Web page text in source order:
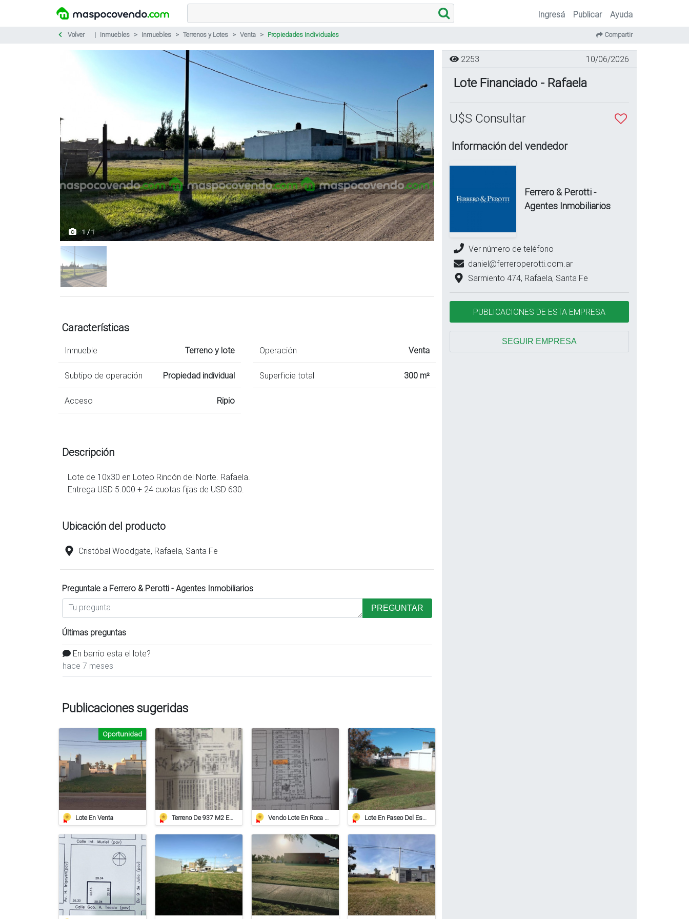
Ingresá Publicar Ayuda
Volver Inmuebles Inmuebles Terrenos y Lotes Venta Propiedades Individuales Compartir
1 / 1
Características
Inmueble Terreno y lote
Subtipo de operación Propiedad individual
Acceso Ripio
Operación Venta
Superficie total 300 m²
Descripción
Lote de 10x30 en Loteo Rincón del Norte. Rafaela.
Entrega USD 5.000 + 24 cuotas fijas de USD 630.
Ubicación del producto
Cristóbal Woodgate, Rafaela, Santa Fe
Preguntale a Ferrero & Perotti - Agentes Inmobiliarios
PREGUNTAR
Últimas preguntas
En barrio esta el lote?
hace 7 meses
Publicaciones sugeridas
Lote En Venta
Oportunidad
Terreno De 937 M2 En Roca Vendo Lote En Roca De 612 Mts/2º Lote En Paseo Del Este, Entorno Residencial.
2253 10/06/2026
Lote Financiado - Rafaela
U$S Consultar
Información del vendedor
Ferrero & Perotti -
Agentes Inmobiliarios
Ver número de teléfono
daniel@ferreroperotti.com.ar
Sarmiento 474, Rafaela, Santa Fe
PUBLICACIONES DE ESTA EMPRESA
SEGUIR EMPRESA